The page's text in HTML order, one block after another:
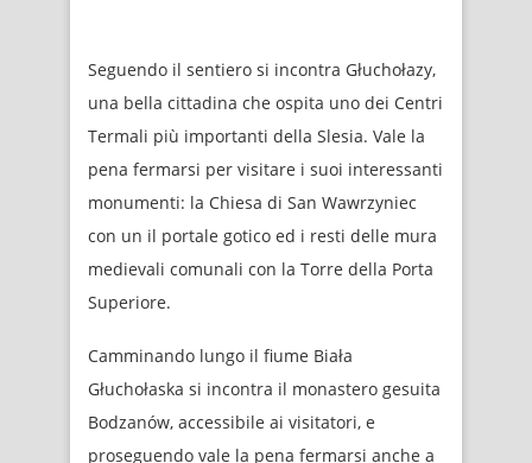
Seguendo il sentiero si incontra Głuchołazy,
una bella cittadina che ospita uno dei Centri
Termali più importanti della Slesia. Vale la
pena fermarsi per visitare i suoi interessanti
monumenti: la Chiesa di San Wawrzyniec
con un il portale gotico ed i resti delle mura
medievali comunali con la Torre della Porta
Superiore.
Camminando lungo il fiume Biała
Głuchołaska si incontra il monastero gesuita
Bodzanów, accessibile ai visitatori, e
proseguendo vale la pena fermarsi anche a